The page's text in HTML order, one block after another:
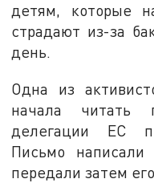
детям, которые
страдают из-за
день.
Одна из
начала
делегации ЕС
Письмо
передали затем